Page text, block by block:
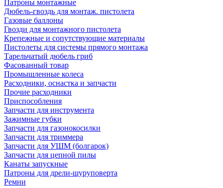
Патроны монтажные
Дюбель-гвоздь для монтаж. пистолета
Газовые баллоны
Гвозди для монтажного пистолета
Крепежные и сопутствующие материалы
Пистолеты для системы прямого монтажа
Тарельчатый дюбель гриб
Фасованный товар
Промышленные колеса
Расходники, оснастка и запчасти
Прочие расходники
Приспособления
Запчасти для инструмента
Зажимные губки
Запчасти для газонокосилки
Запчасти для триммера
Запчасти для УШМ (болгарок)
Запчасти для цепной пилы
Канаты запускные
Патроны для дрели-шуруповерта
Ремни